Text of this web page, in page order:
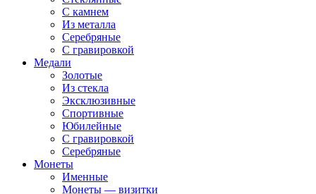
С камнем
Из металла
Серебряные
С гравировкой
Медали
Золотые
Из стекла
Эксклюзивные
Спортивные
Юбилейные
С гравировкой
Серебряные
Монеты
Именные
Монеты — визитки